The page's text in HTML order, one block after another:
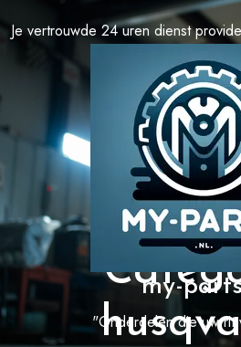
naarJe vertrouwde 24 uren dienst
my-
"Onderdelen die uw rit